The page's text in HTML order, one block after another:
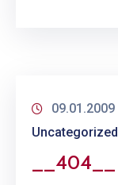
09.01.2009
Uncategorized
__404__